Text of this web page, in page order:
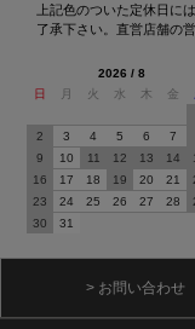
上記色のついた定休日に
了承下さい。直営店舗の
2026 / 8
日
月 火 水 木 金
2
3 4 5 6 7
9
10 11 12 13 14
16
17 18 19 20 21
23
24 25 26 27 28
30
31
> お問い合わせ